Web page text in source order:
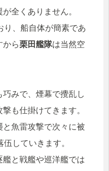
全くありません。
り、船自体が簡素であ
から栗田艦隊は当然空
みで、煙幕で攪乱し
も仕掛けてきます。
魚雷攻撃で次々に被
していきます。
と戦艦や巡洋艦では